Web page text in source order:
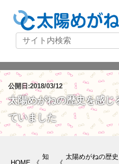
公開日:2018/03/12
太陽めがねの歴史を感じ
ていました
HOME 《
知
《
太陽めがねの歴